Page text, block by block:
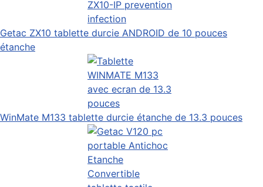
Getac ZX10 tablette durcie ANDROID de 10 pouces
étanche
WinMate M133 tablette durcie étanche de 13.3 pouces